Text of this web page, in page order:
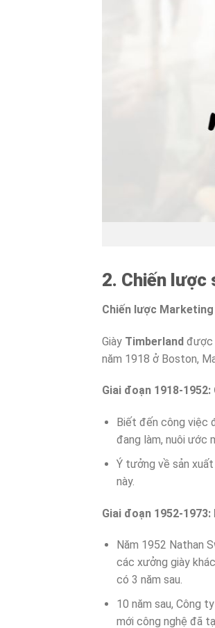
2. Chiến lược
Chiến lược
Giày Timberland được
năm 1918 ở Boston,
Giai đoạn 1918-
Biết đến công việc
đang làm, nuôi ước
Ý tưởng về sản
này.
Giai đoạn 1952-
Năm 1952 Nathan
các xưởng giày
có 3 năm sau.
10 năm sau, Công
mới công nghệ đã